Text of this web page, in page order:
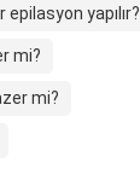
yapılır?
mi?
mi?